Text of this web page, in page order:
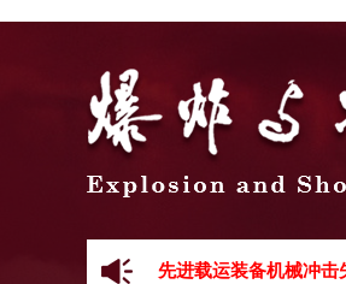
《爆炸与冲击》向
先进载运装备机械冲